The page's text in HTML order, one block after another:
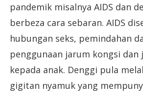
pandemik misalnya AIDS dan
berbeza cara sebaran. AIDS
hubungan seks, pemindahan
penggunaan jarum kongsi dan
kepada anak. Denggi pula
gigitan nyamuk yang